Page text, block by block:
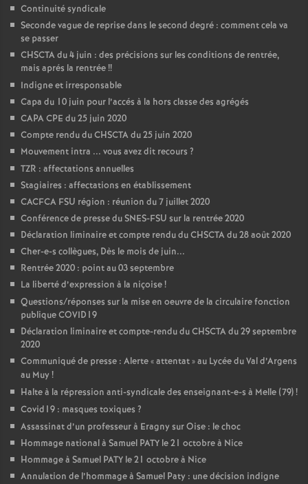
Continuité syndicale
Seconde vague de reprise dans le second degré : comment cela va
se passer
CHSCTA du 4 juin : des précisions sur les conditions de rentrée,
mais aprés la rentrée!!
Indigne et irresponsable
Capa du 10 juin pour l’accés à la hors classe des agrégés
CAPA CPE du 25 juin 2020
Compte rendu du CHSCTA du 25 juin 2020
Mouvement intra ... vous avez dit recours ?
TZR : affectations annuelles
Stagiaires : affectations en établissement
CACFCA FSU région : réunion du 7 juillet 2020
Conférence de presse du SNES-FSU sur la rentrée 2020
Déclaration liminaire et compte rendu du CHSCTA du 28 août 2020
Cher-e-s collègues, Dès le mois de juin...
Rentrée 2020 : point au 03 septembre
La liberté d’expression à la niçoise!
Questions/réponses sur la mise en oeuvre de la circulaire fonction
publique COVID19
Déclaration liminaire et compte-rendu du CHSCTA du 29 septembre
2020
Communiqué de presse : Alerte «attentat» au Lycée du Val d’Argens
au Muy !
Halte à la répression anti-syndicale des enseignant-e-s à Melle (79)!
Covid19 : masques toxiques ?
Assassinat d’un professeur à Eragny sur Oise : le choc
Hommage national à Samuel PATY le 21 octobre à Nice
Hommage à Samuel PATY le 21 octobre à Nice
Annulation de l’hommage à Samuel Paty : une décision indigne